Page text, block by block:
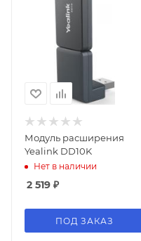
Модуль расширения
Yealink DD10K
Нет в наличии
2 519 ₽
ПОД ЗАКАЗ